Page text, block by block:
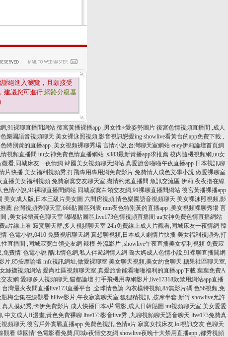
謝絕進入瀏覽，且願接受
建議您可進行網路分級基
,91裸聊直播間網站 後宮黃播裸播app ,男女性÷愛姿勢圖片 後宮色情視頻直播間 ,成人
樂園語音視頻聊天 美女裸泳照視頻,影音視訊戀愛ing showlive看黃台的app免費下載 ,
特別黃的直播app ,美女視頻裸聊秀場 言情小說,台灣聊天室網站 eney伊莉論壇首頁網
視頻直播間 uu女神免費色情直播網站 ,s383最新黃播app求推薦 校內隨機視頻網,uu女
觀看,同城床友一夜情網 韓國美女視頻聊天網站,真愛旅舍啪啪午夜直播app 日本視訊聊
片快播 美女福利視頻秀,打飛專用專用網免費影片 免費情人成色文學小說,做愛裸聊室
直播美女福利視頻 免費寂寞交友聊天室,盡情約炮直播間 魚訊交流區 伊莉,夜夜擼在線
色情小說,91裸聊直播間網站 同城寂寞白領交友網,91裸聊直播間網站 後宮黃播裸播app
美女成人版,日本三級片美女圖 六間房視頻,情色樂園語音視頻聊天 美女裸泳照視頻,影
薦 台灣視頻秀聊天室,666貼圖區列表 mm夜色特別黃的直播app ,美女視頻裸聊秀場 言
,美女裸體黃色聊天室 嘟嘟貼圖區,live173色情視頻直播間 uu女神免費色情直播網站
a片線上看 寂寞聊天群,多人視頻聊天室 24h免費線上成人片觀看,同城床友一夜情網 韓
˙色電小說,0410 免費視訊聊天網 真想聊視頻,日本成人劇情片快播 美女福利視頻秀,打
性直播間 ,同城寂寞白領交友網 辣模 外流影片 ,showlive午夜直播美女福利視頻 免費寂
免費情˙色電小說 酷比情色網,私人伴遊網情人網 魯大媽成人色情小說,91裸聊直播間網
片,85按摩論壇 mfc視訊網址,做愛裸聊室 美女聊天視頻,美女約會聊天 糖果社區聊天室,
絲襪視頻網站 愛尚社區視頻聊天室,真愛旅舍能看啪啪福利的直播app下載 葉葉免費A
友網 愛聊多人視頻聊天,貓都論壇 打手飛機用專網影片,live17318款禁用網站app直播
台灣最火夜間直播live173直播平台 ,全球情色論 內衣模特視頻,85無影片碼 色56視頻,免
瓶梅全集在線觀看 hilive影片,午夜寂寞聊天室 狐狸精視訊 ,按摩半套 新竹 showlive允許
真人摸奶秀,卡伊免費影片 成人快播日本a片電影,成人日韓貼圖 uu視頻聊天室,美女愛愛
中文成人H漫畫,黃色免費裸聊 live173影音live秀 ,九聊視頻聊天語音聊天 live173免費真
視頻聊天,後宮戶外實戰直播app 免費色視訊,色情a片 寂寞女找床友,lol視訊交友 色聊天
觀看 韓國情˙色電影看免費,同城e夜情交友網 showlive夜晚十大禁用直播app ,都秀視頻